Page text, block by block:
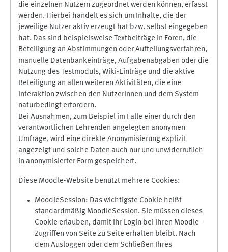
die einzelnen Nutzern zugeordnet werden können, erfasst
werden. Hierbei handelt es sich um Inhalte, die der
jeweilige Nutzer aktiv erzeugt hat bzw. selbst eingegeben
hat. Das sind beispielsweise Textbeiträge in Foren, die
Beteiligung an Abstimmungen oder Aufteilungsverfahren,
manuelle Datenbankeinträge, Aufgabenabgaben oder die
Nutzung des Testmoduls, Wiki-Einträge und die aktive
Beteiligung an allen weiteren Aktivitäten, die eine
Interaktion zwischen den NutzerInnen und dem System
naturbedingt erfordern.
Bei Ausnahmen, zum Beispiel im Falle einer durch den
verantwortlichen Lehrenden angelegten anonymen
Umfrage, wird eine direkte Anonymisierung explizit
angezeigt und solche Daten auch nur und unwiderruflich
in anonymisierter Form gespeichert.
Diese Moodle-Website benutzt mehrere Cookies:
MoodleSession: Das wichtigste Cookie heißt
standardmäßig MoodleSession. Sie müssen dieses
Cookie erlauben, damit Ihr Login bei Ihren Moodle-
Zugriffen von Seite zu Seite erhalten bleibt. Nach
dem Ausloggen oder dem Schließen Ihres